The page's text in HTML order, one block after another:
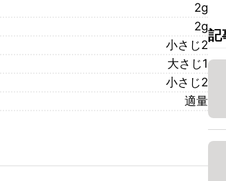
2g
2g
小さじ2
大さじ1
小さじ2
適量
記